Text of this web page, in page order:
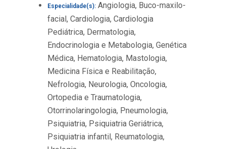
Especialidade(s): Angiologia, Buco-maxilo-
facial, Cardiologia, Cardiologia
Pediátrica, Dermatologia,
Endocrinologia e Metabologia, Genética
Médica, Hematologia, Mastologia,
Medicina Física e Reabilitação,
Nefrologia, Neurologia, Oncologia,
Ortopedia e Traumatologia,
Otorrinolaringologia, Pneumologia,
Psiquiatria, Psiquiatria Geriátrica,
Psiquiatria infantil, Reumatologia,